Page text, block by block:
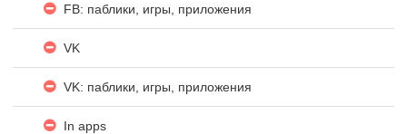
FB: паблики, игры, приложения
VK
VK: паблики, игры, приложения
In apps